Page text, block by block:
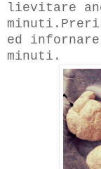
lievitare
ed
minuti.